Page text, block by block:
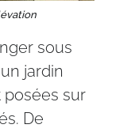
sous
jardin
posées sur
De